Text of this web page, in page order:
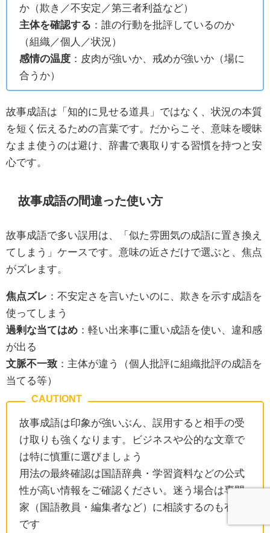
か（欺き／不安定／第三者利益など）
主体を確認する ：誰の行動を批評しているのか
（組織／個人／状況）
感情の温度 ：皮肉が強いか、戒めが強いか（場に
合うか）
故事成語は「知的に見せる道具」ではなく、状況の本質
を短く伝えるための言葉です。だからこそ、意味を曖昧
なまま使うのは避け、辞書で裏取りする習慣を持つと安
心です。
故事成語の間違った使い方
故事成語で多い誤用は、「似た雰囲気の成語に置き換え
てしまう」ケースです。意味の近さだけで選ぶと、焦点
がズレます。
焦点ズレ ：不安定さを言いたいのに、欺きを示す成語を
使ってしまう
過剰な当てはめ ：軽い出来事に重い成語を使い、違和感
が出る
文脈不一致 ：主体が違う（個人批評に組織批評の成語を
当てる等）
故事成語は印象が強いぶん、誤用すると相手の受
け取りも強くなります。ビジネスや公的な文章で
は特に慎重に選びましょう
用法の最終確認は国語辞典・学習資料などの公式
性が高い情報をご確認ください。迷う場合は専門
家（国語教員・編集者など）に相談するのも有効
です